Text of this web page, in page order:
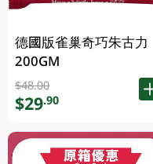
德國版雀巢奇巧朱古力
200GM
$48.00
$29.90